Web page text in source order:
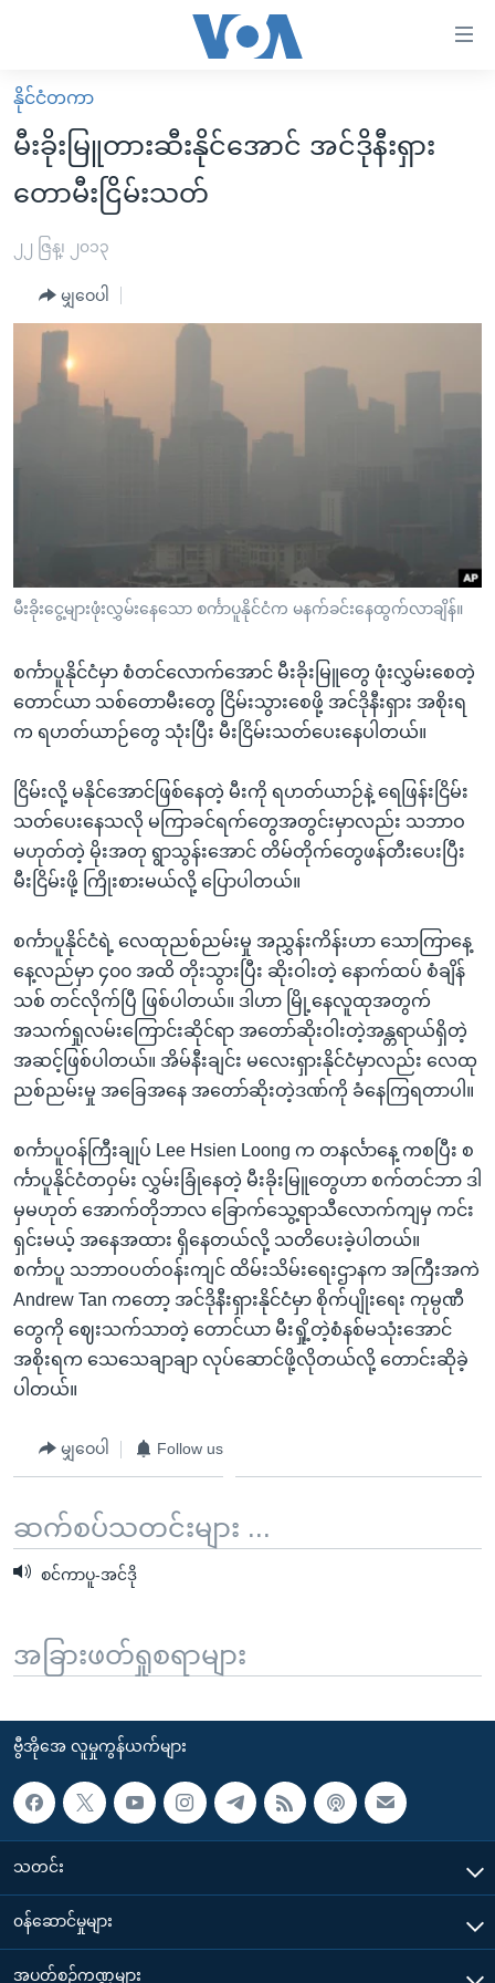
လွယ်ကူ
စေ
များ
အကြောင်းအရာ
ကျော်
ကြည့်
သို့
ကျော်
ရန်
ရှာဖွေ
ရန်
သို့
ကျော်
ရန်
မူလစာမျက်နှာ
မြန်မာ
ကမ္ဘာ့သတင်းများ
နိုင်ငံတကာ
အစ္စရေး-ပါလက်စတိုင်း
ဗွီဒီယို
ရပ်ဝန်းတခု လမ်းတခု အလွန်
အင်္ဂလိပ်စာလေ့လာမယ်
အမေရိကန်သုံးအီဒီယံ
မကြေးမုံရဲ့ အင်္ဂလိပ်စာ
အပတ်စဉ်ကဏ္ဍများ
ရေဒီယိုနှင့်ရုပ်သံ အချက်အလက်များ
ဗွီအိုအေ လူမှုကွန်ယက်များ
ဘာသာစကားများ
နိုင်ငံတကာ
မီးခိုးမြူတားဆီးနိုင်အောင် အင်ဒိုနီးရှား
တောမီးငြိမ်းသတ်
၂၂ ဇြန္၊ ၂၀၁၃
မျှဝေပါ
မီးခိုးငွေ့များဖုံးလွှမ်းနေသော စင်္ကာပူနိုင်ငံက မနက်ခင်းနေထွက်လာချိန်။
စင်္ကာပူနိုင်ငံမှာ စံတင်လောက်အောင် မီးခိုးမြူတွေ ဖုံးလွှမ်းစေတဲ့
တောင်ယာ သစ်တောမီးတွေ ငြိမ်းသွားစေဖို့ အင်ဒိုနီးရှား အစိုးရ
က ရဟတ်ယာဉ်တွေ သုံးပြီး မီးငြိမ်းသတ်ပေးနေပါတယ်။
ငြိမ်းလို့ မနိုင်အောင်ဖြစ်နေတဲ့ မီးကို ရဟတ်ယာဉ်နဲ့ ရေဖြန်းငြိမ်း
သတ်ပေးနေသလို မကြာခင်ရက်တွေအတွင်းမှာလည်း သဘာဝ
မဟုတ်တဲ့ မိုးအတု ရွာသွန်းအောင် တိမ်တိုက်တွေဖန်တီးပေးပြီး
မီးငြိမ်းဖို့ ကြိုးစားမယ်လို့ ပြောပါတယ်။
စင်္ကာပူနိုင်ငံရဲ့ လေထုညစ်ညမ်းမှု အညွှန်းကိန်းဟာ သောကြာနေ့
နေ့လည်မှာ ၄၀၀ အထိ တိုးသွားပြီး ဆိုးဝါးတဲ့ နောက်ထပ် စံချိန်
သစ် တင်လိုက်ပြီ ဖြစ်ပါတယ်။ ဒါဟာ မြို့နေလူထုအတွက်
အသက်ရှုလမ်းကြောင်းဆိုင်ရာ အတော်ဆိုးဝါးတဲ့အန္တရာယ်ရှိတဲ့
အဆင့်ဖြစ်ပါတယ်။ အိမ်နီးချင်း မလေးရှားနိုင်ငံမှာလည်း လေထု
ညစ်ညမ်းမှု အခြေအနေ အတော်ဆိုးတဲ့ဒဏ်ကို ခံနေကြရတာပါ။
စင်္ကာပူဝန်ကြီးချုပ် Lee Hsien Loong က တနင်္လာနေ့ ကစပြီး စ
င်္ကာပူနိုင်ငံတဝှမ်း လွှမ်းခြုံနေတဲ့ မီးခိုးမြူတွေဟာ စက်တင်ဘာ ဒါ
မှမဟုတ် အောက်တိုဘာလ ခြောက်သွေ့ရာသီလောက်ကျမှ ကင်း
ရှင်းမယ့် အနေအထား ရှိနေတယ်လို့ သတိပေးခဲ့ပါတယ်။
စင်္ကာပူ သဘာဝပတ်ဝန်းကျင် ထိမ်းသိမ်းရေးဌာနက အကြီးအကဲ
Andrew Tan ကတော့ အင်ဒိုနီးရှားနိုင်ငံမှာ စိုက်ပျိုးရေး ကုမ္ပဏီ
တွေကို ဈေးသက်သာတဲ့ တောင်ယာ မီးရှို့တဲ့စံနစ်မသုံးအောင်
အစိုးရက သေသေချာချာ လုပ်ဆောင်ဖို့လိုတယ်လို့ တောင်းဆိုခဲ့
ပါတယ်။
မျှဝေပါ Follow us
ဆက်စပ်သတင်းများ ...
စင်ကာပူ-အင်ဒို
အခြားဖတ်ရှုစရာများ
ဗွီအိုအေ လူမှုကွန်ယက်များ
သတင်း
၀န်ဆောင်မှုများ
အပတ်စဉ်ကဏ္ဍများ